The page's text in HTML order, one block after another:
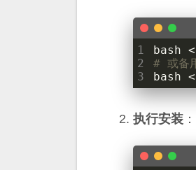
1
2
3
bash <
# 或备
bash <
执行安装 ：